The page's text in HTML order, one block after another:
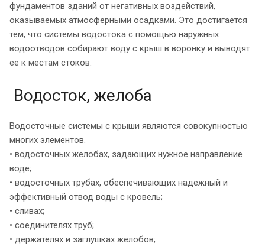
фундаментов зданий от негативных воздействий,
оказываемых атмосферными осадками. Это достигается
тем, что системы водостока с помощью наружных
водоотводов собирают воду с крыш в воронку и выводят
ее к местам стоков.
Водосток, желоба
Водосточные системы с крыши являются совокупностью
многих элементов.
• водосточных желобах, задающих нужное направление
воде;
• водосточных трубах, обеспечивающих надежный и
эффективный отвод воды с кровель;
• сливах;
• соединителях труб;
• держателях и заглушках желобов;